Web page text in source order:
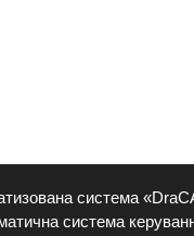
система
система